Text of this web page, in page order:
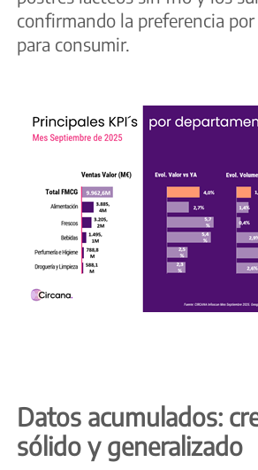
confirmando la preferencia
para consumir.
Datos acumulados:
sólido y generalizado